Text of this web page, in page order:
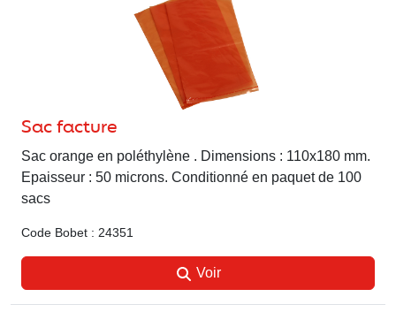
Sac facture
Sac orange en poléthylène . Dimensions : 110x180 mm.
Epaisseur : 50 microns. Conditionné en paquet de 100
sacs
Code Bobet : 24351
Voir